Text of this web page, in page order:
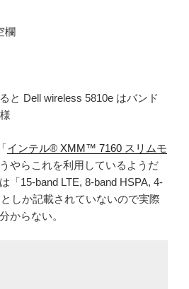
欄
と Dell wireless 5810e はバンド
インテル® XMM™ 7160 スリムモ
やらこれを利用しているようだ
「15-band LTE, 8-band HSPA, 4-
しか記載されていないので実際
からない。